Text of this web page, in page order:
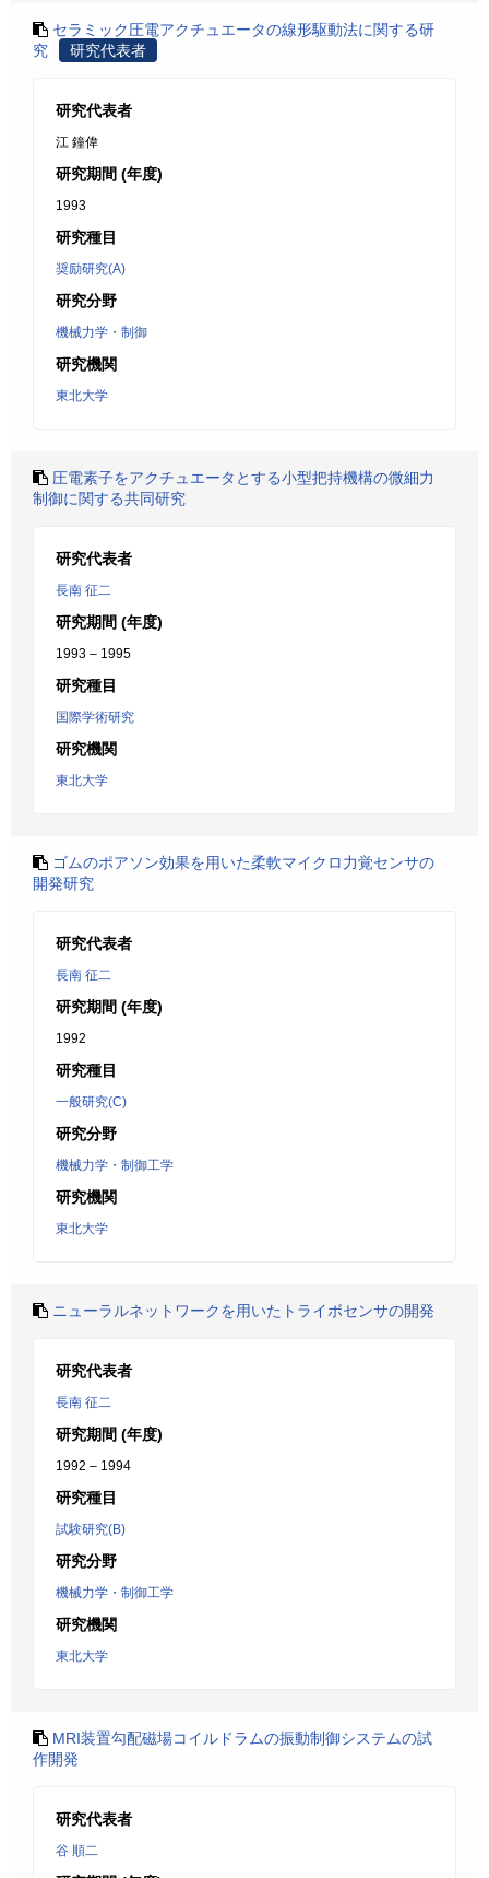
セラミック圧電アクチュエータの線形駆動法に関する研
究
研究代表者
研究代表者
江 鐘偉
研究期間 (年度)
1993
研究種目
奨励研究(A)
研究分野
機械力学・制御
研究機関
東北大学
圧電素子をアクチュエータとする小型把持機構の微細力
制御に関する共同研究
研究代表者
長南 征二
研究期間 (年度)
1993 – 1995
研究種目
国際学術研究
研究機関
東北大学
ゴムのポアソン効果を用いた柔軟マイクロ力覚センサの
開発研究
研究代表者
長南 征二
研究期間 (年度)
1992
研究種目
一般研究(C)
研究分野
機械力学・制御工学
研究機関
東北大学
ニューラルネットワークを用いたトライボセンサの開発
研究代表者
長南 征二
研究期間 (年度)
1992 – 1994
研究種目
試験研究(B)
研究分野
機械力学・制御工学
研究機関
東北大学
MRI装置勾配磁場コイルドラムの振動制御システムの試
作開発
研究代表者
谷 順二